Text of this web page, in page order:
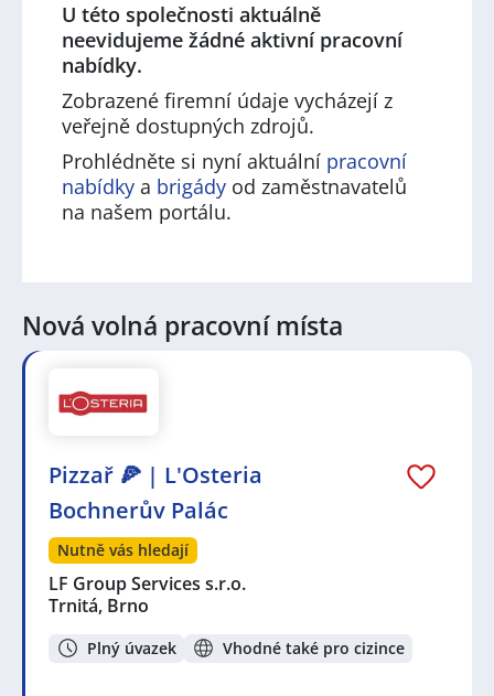
U této společnosti aktuálně
neevidujeme žádné aktivní pracovní
nabídky.
Zobrazené firemní údaje vycházejí z
veřejně dostupných zdrojů.
Prohlédněte si nyní aktuální pracovní
nabídky a brigády od zaměstnavatelů
na našem portálu.
Nová volná pracovní místa
Pizzař 🍕 | L'Osteria
Bochnerův Palác
Nutně vás hledají
LF Group Services s.r.o.
Trnitá, Brno
Plný úvazek Vhodné také pro cizince